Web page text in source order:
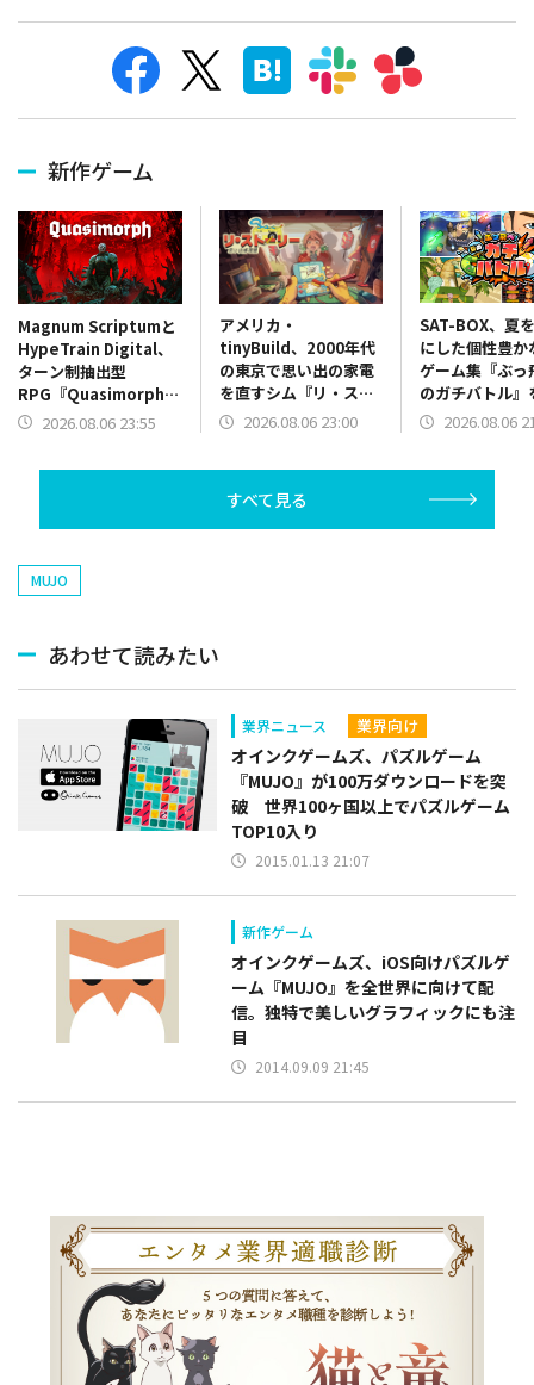
新作ゲーム
Magnum Scriptumと
HypeTrain Digital、
ターン制抽出型
RPG『Quasimorph』
のバージョン1.0を
2026.08.06 23:55
アメリカ・
tinyBuild、2000年代
の東京で思い出の家電
を直すシム『リ・スト
ーリー: 思い出修理屋』
2026.08.06 23:00
SAT-BOX、夏
にした個性豊か
ゲーム集『ぶっ
のガチバトル』
Switchと
2026.08.06
すべて見る
MUJO
あわせて読みたい
業界ニュース 業界向け
オインクゲームズ、パズルゲーム
『MUJO』が100万ダウンロードを突
破 世界100ヶ国以上でパズルゲーム
TOP10入り
2015.01.13 21:07
新作ゲーム
オインクゲームズ、iOS向けパズルゲ
ーム『MUJO』を全世界に向けて配
信。独特で美しいグラフィックにも注
目
2014.09.09 21:45